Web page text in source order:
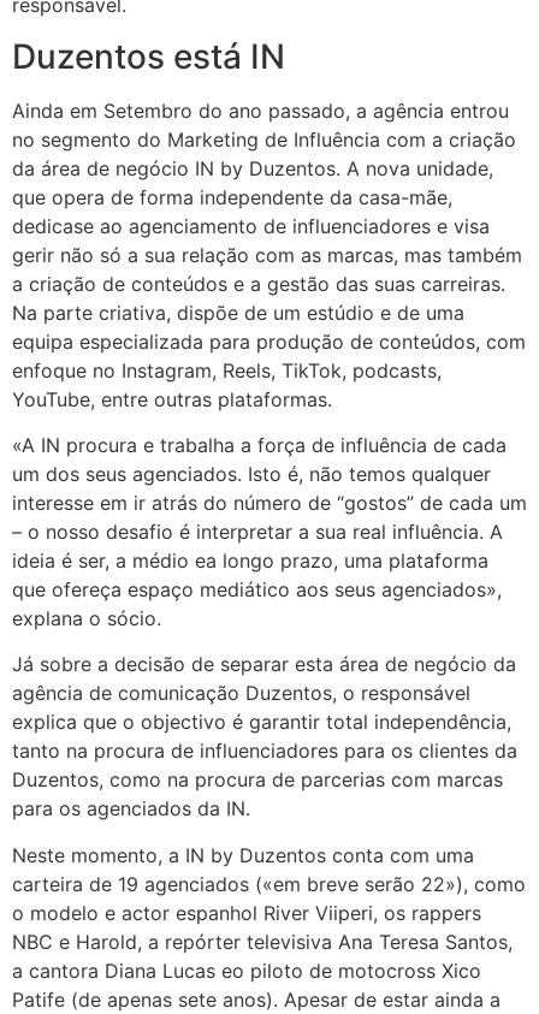
responsável.
Duzentos está IN
Ainda em Setembro do ano passado, a agência entrou
no segmento do Marketing de Influência com a criação
da área de negócio IN by Duzentos. A nova unidade,
que opera de forma independente da casa-mãe,
dedicase ao agenciamento de influenciadores e visa
gerir não só a sua relação com as marcas, mas também
a criação de conteúdos e a gestão das suas carreiras.
Na parte criativa, dispõe de um estúdio e de uma
equipa especializada para produção de conteúdos, com
enfoque no Instagram, Reels, TikTok, podcasts,
YouTube, entre outras plataformas.
«A IN procura e trabalha a força de influência de cada
um dos seus agenciados. Isto é, não temos qualquer
interesse em ir atrás do número de “gostos” de cada um
– o nosso desafio é interpretar a sua real influência. A
ideia é ser, a médio ea longo prazo, uma plataforma
que ofereça espaço mediático aos seus agenciados»,
explana o sócio.
Já sobre a decisão de separar esta área de negócio da
agência de comunicação Duzentos, o responsável
explica que o objectivo é garantir total independência,
tanto na procura de influenciadores para os clientes da
Duzentos, como na procura de parcerias com marcas
para os agenciados da IN.
Neste momento, a IN by Duzentos conta com uma
carteira de 19 agenciados («em breve serão 22»), como
o modelo e actor espanhol River Viiperi, os rappers
NBC e Harold, a repórter televisiva Ana Teresa Santos,
a cantora Diana Lucas eo piloto de motocross Xico
Patife (de apenas sete anos). Apesar de estar ainda a